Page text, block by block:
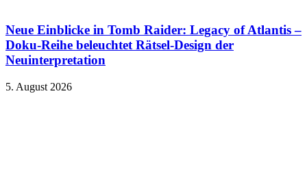
Neue Einblicke in Tomb Raider: Legacy of Atlantis –
Doku-Reihe beleuchtet Rätsel-Design der
Neuinterpretation
5. August 2026